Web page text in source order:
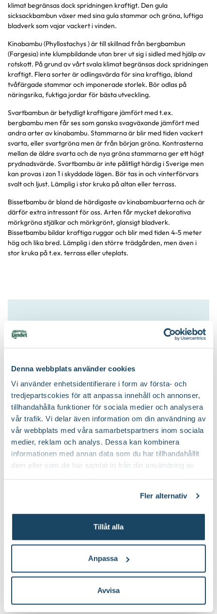
Denna webbplats använder cookies
Vi använder enhetsidentifierare i form av första- och
tredjepartscokies för att anpassa innehåll och annonser,
tillhandahålla funktioner för sociala medier och analysera
vår trafik. Vi delar även information om din användning av
vår webbplats med våra samarbetspartners inom sociala
medier, reklam och analys. Dessa kan kombinera
informationen med annan data som du har tillhandahållit
dem eller som de har samlat in från din användning av
Fler alternativ
Tillåt alla
Anpassa
Avvisa
klimat begränsas dock spridningen kraftigt. Den gula
sicksackbambun växer med sina gula stammar och gröna, luftiga
bladverk som vajar vackert i vinden.
Kinabambu (Phyllostachys ) är till skillnad från bergbambun
(Fargesia) inte klumpbildande utan brer ut sig i sidled med hjälp av
rotskott. På grund av vårt svala klimat begränsas dock spridningen
kraftigt. Flera sorter är odlingsvärda för sina kraftiga, ibland
tvåfärgade stammar och imponerade storlek. Bör odlas på
näringsrika, fuktiga jordar för bästa utveckling.
Svartbambun är betydligt kraftigare jämfört med t.ex.
bergbambu men får ses som ganska svagväxande jämfört med
andra arter av kinabambu. Stammarna är blir med tiden vackert
svarta, eller svartgröna men är från början gröna. Kontrasterna
mellan de äldre svarta och de nya gröna stammarna ger ett högt
prydnadsvärde. Svartbambu är inte pålitligt härdig i Sverige men
kan provas i zon 1 i skyddade lägen. Bör tas in och vinterförvars
svalt och ljust. Lämplig i stor kruka på altan eller terrass.
Bissetbambu är bland de härdigaste av kinabambuarterna och är
därför extra intressant för oss. Arten får mycket dekorativa
mörkgröna stjälkar och mörkgrönt, glansigt bladverk.
Bissetbambu bildar kraftiga ruggar och blir med tiden 4-5 meter
hög och lika bred. Lämplig i den större trädgården, men även i
stor kruka på t.ex. terrass eller uteplats.
Näring: Trädgårdsgödsel och naturgödsel
Läge: Halvskugga till sol/ fuktigt
Höjd: 3 till 5 m
Doft: Nej
Växtsätt: Upprätt
Beskärningssätt: Beskärning är inte nödvändig